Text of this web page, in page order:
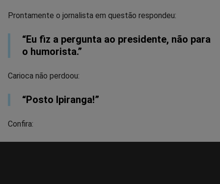
Prontamente o jornalista em questão respondeu:
“Eu fiz a pergunta ao presidente, não para
o humorista.”
Carioca não perdoou:
“Posto Ipiranga!”
Confira: